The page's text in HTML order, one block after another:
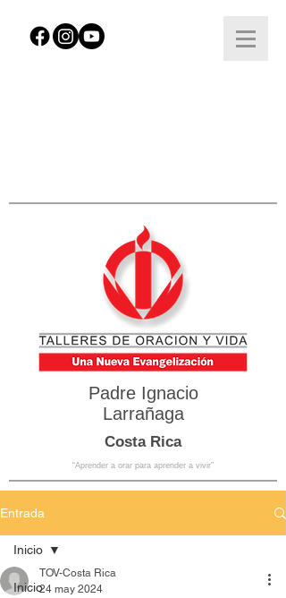
Padre Ignacio
Larrañaga
Costa Rica
“Aprender a orar para aprender a vivir”
Entrada
Inicio
Inicio
TOV-Costa Rica
24 may 2024